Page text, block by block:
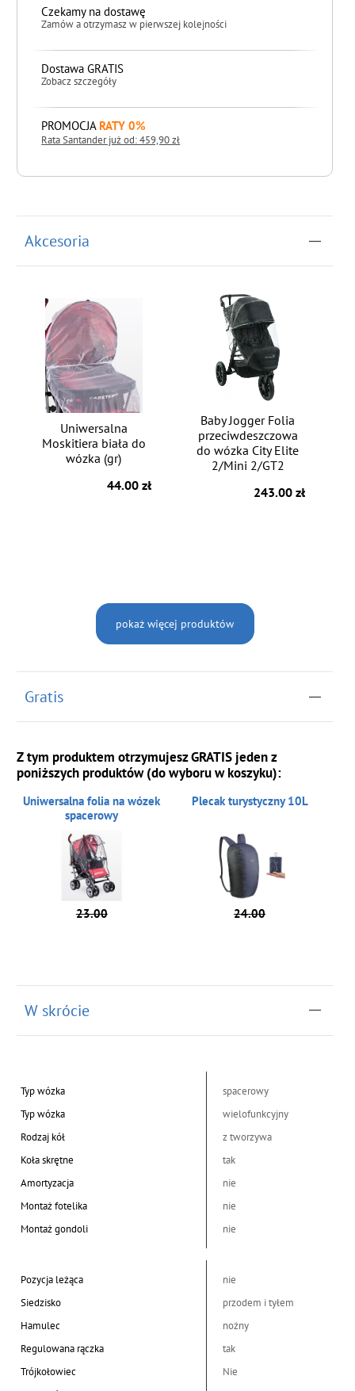
Czekamy na dostawę
Zamów a otrzymasz w pierwszej kolejności
Dostawa GRATIS
Zobacz szczegóły
PROMOCJA RATY 0%
Rata Santander już od: 459,90 zł
Akcesoria
Uniwersalna
Moskitiera biała do
wózka (gr)
44.00 zł
Baby Jogger Folia
przeciwdeszczowa
do wózka City Elite
2/Mini 2/GT2
243.00 zł
pokaż więcej produktów
Gratis
Z tym produktem otrzymujesz GRATIS jeden z
poniższych produktów (do wyboru w koszyku):
Uniwersalna folia na wózek
spacerowy
23.00
Plecak turystyczny 10L
24.00
W skrócie
Typ wózka
spacerowy
Typ wózka
wielofunkcyjny
Rodzaj kół
z tworzywa
Koła skrętne
tak
Amortyzacja
nie
Montaż fotelika
nie
Montaż gondoli
nie
Pozycja leżąca
nie
Siedzisko
przodem i tyłem
Hamulec
nożny
Regulowana rączka
tak
Trójkołowiec
Nie